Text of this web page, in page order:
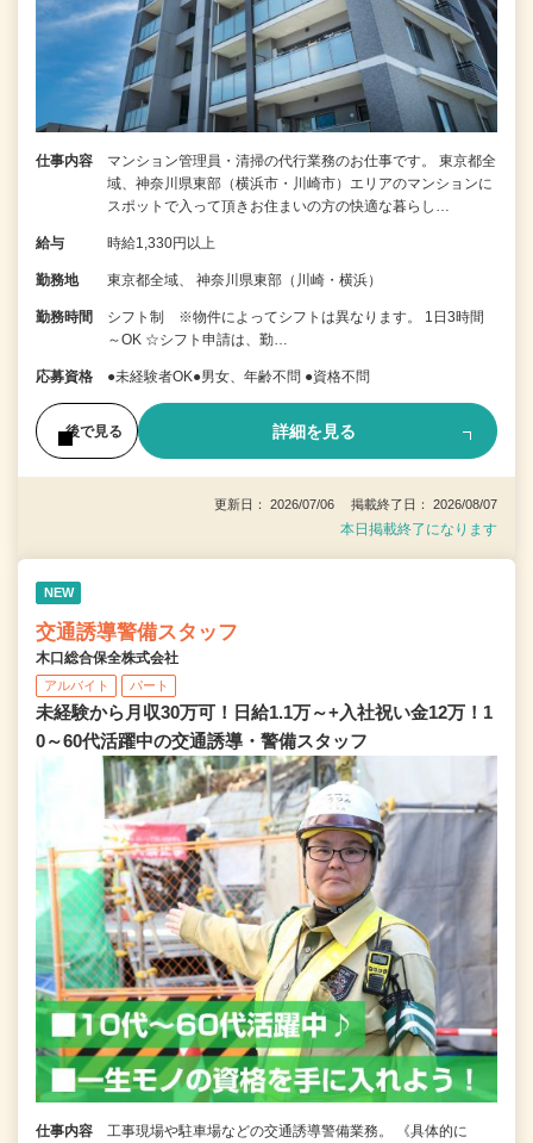
仕事内容
マンション管理員・清掃の代行業務のお仕事です。 東京都全
域、神奈川県東部（横浜市・川崎市）エリアのマンションに
スポットで入って頂きお住まいの方の快適な暮らし…
給与 時給1,330円以上
勤務地 東京都全域、 神奈川県東部（川崎・横浜）
勤務時間
シフト制 ※物件によってシフトは異なります。 1日3時間
～OK ☆シフト申請は、勤…
応募資格 ●未経験者OK●男女、年齢不問 ●資格不問
後で見る 詳細を見る
更新日： 2026/07/06 掲載終了日： 2026/08/07
本日掲載終了になります
NEW
交通誘導警備スタッフ
木口総合保全株式会社
アルバイト パート
未経験から月収30万可！日給1.1万～+入社祝い金12万！1
0～60代活躍中の交通誘導・警備スタッフ
仕事内容
工事現場や駐車場などの交通誘導警備業務。 《具体的に